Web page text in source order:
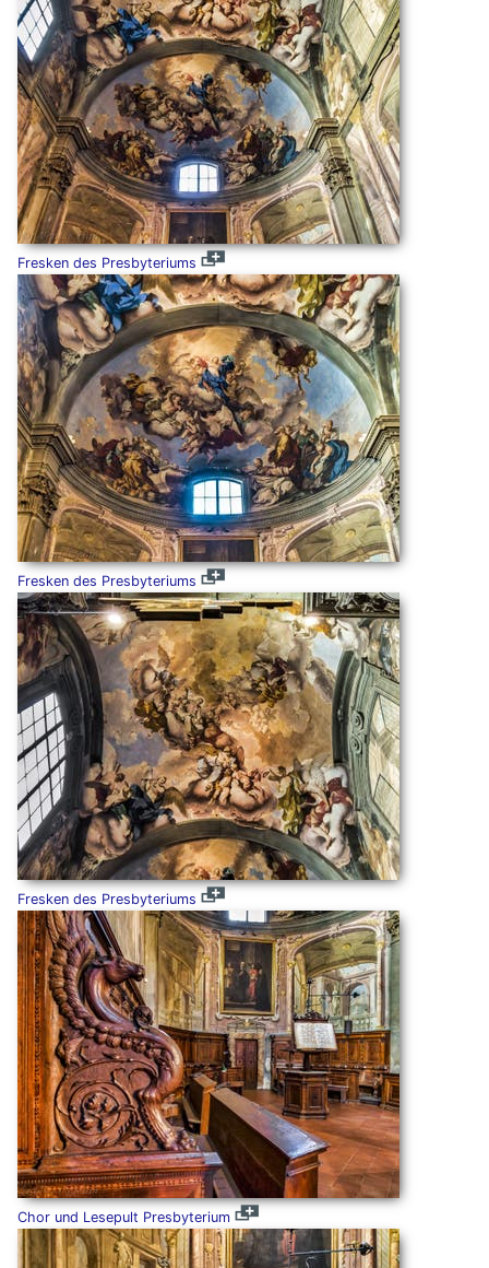
Fresken des Presbyteriums
Fresken des Presbyteriums
Fresken des Presbyteriums
Chor und Lesepult Presbyterium